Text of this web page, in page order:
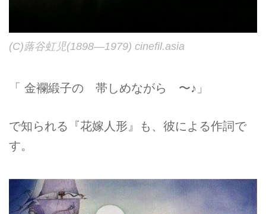
(C)蕗谷虹児(1898―1979) cinefil.asia
「 金襴緞子の 帯しめながら 〜♪」
で知られる『花嫁人形』も、彼による作詞で
す。